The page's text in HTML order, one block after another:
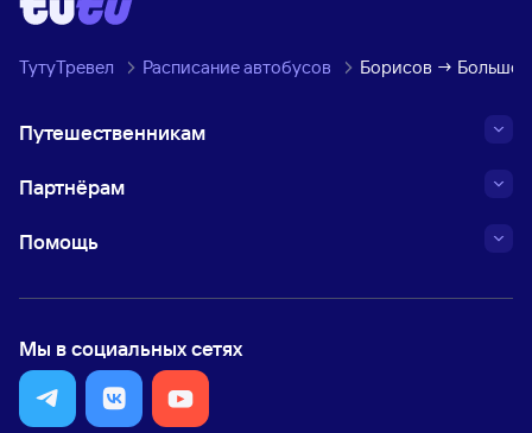
ТутуТревел Расписание автобусов Борисов → Большое
Путешественникам
Партнёрам
Помощь
Мы в социальных сетях